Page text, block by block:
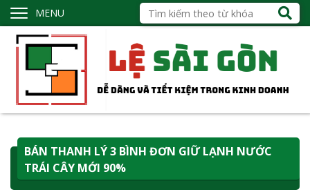
MENU
BÁN THANH LÝ 3 BÌNH ĐƠN GIỮ LẠNH NƯỚC
TRÁI CÂY MỚI 90%